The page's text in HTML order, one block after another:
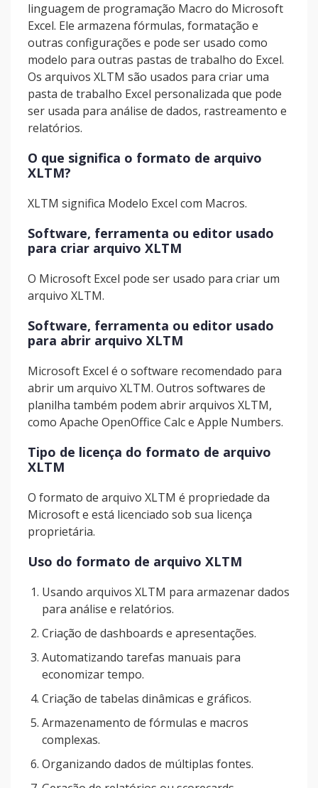
linguagem de programação Macro do Microsoft
Excel. Ele armazena fórmulas, formatação e
outras configurações e pode ser usado como
modelo para outras pastas de trabalho do Excel.
Os arquivos XLTM são usados para criar uma
pasta de trabalho Excel personalizada que pode
ser usada para análise de dados, rastreamento e
relatórios.
O que significa o formato de arquivo
XLTM?
XLTM significa Modelo Excel com Macros.
Software, ferramenta ou editor usado
para criar arquivo XLTM
O Microsoft Excel pode ser usado para criar um
arquivo XLTM.
Software, ferramenta ou editor usado
para abrir arquivo XLTM
Microsoft Excel é o software recomendado para
abrir um arquivo XLTM. Outros softwares de
planilha também podem abrir arquivos XLTM,
como Apache OpenOffice Calc e Apple Numbers.
Tipo de licença do formato de arquivo
XLTM
O formato de arquivo XLTM é propriedade da
Microsoft e está licenciado sob sua licença
proprietária.
Uso do formato de arquivo XLTM
Usando arquivos XLTM para armazenar dados
para análise e relatórios.
Criação de dashboards e apresentações.
Automatizando tarefas manuais para
economizar tempo.
Criação de tabelas dinâmicas e gráficos.
Armazenamento de fórmulas e macros
complexas.
Organizando dados de múltiplas fontes.